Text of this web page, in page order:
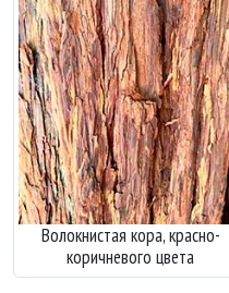
Волокнистая кора, красно-
коричневого цвета